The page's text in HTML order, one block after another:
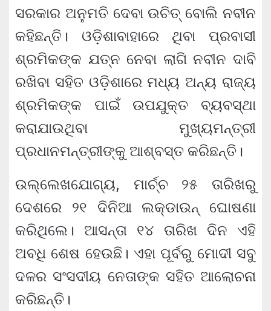
ସରକାର ଅନୁମତି ଦେବା ଉଚିତ୍ ବୋଲି ନବୀନ
କହିଛନ୍ତି। ଓଡ଼ିଶାବାହାରେ ଥିବା ପ୍ରବାସୀ
ଶ୍ରମିକଙ୍କ ଯତ୍ନ ନେବା ଲାଗି ନବୀନ ଦାବି
ରଖିବା ସହିତ ଓଡ଼ିଶାରେ ମଧ୍ୟ ଅନ୍ୟ ରାଜ୍ୟ
ଶ୍ରମିକଙ୍କ ପାଇଁ ଉପଯୁକ୍ତ ବ୍ୟବସ୍ଥା
କରାଯାଉଥିବା ମୁଖ୍ୟମନ୍ତ୍ରୀ
ପ୍ରଧାନମନ୍ତ୍ରୀଙ୍କୁ ଆଶ୍ବସ୍ତ କରିଛନ୍ତି।
ଉଲ୍ଲେଖଯୋଗ୍ୟ, ମାର୍ଚ୍ଚ ୨୫ ତାରିଖରୁ
ଦେଶରେ ୨୧ ଦିନିଆ ଲକ୍‌ଡାଉନ୍ ଘୋଷଣା
କରିଥିଲେ। ଆସନ୍ତା ୧୪ ତାରିଖ ଦିନ ଏହି
ଅବଧି ଶେଷ ହେଉଛି। ଏହା ପୂର୍ବରୁ ମୋଦୀ ସବୁ
ଦଳର ସଂସଦୀୟ ନେତାଙ୍କ ସହିତ ଆଲୋଚନା
କରିଛନ୍ତି।